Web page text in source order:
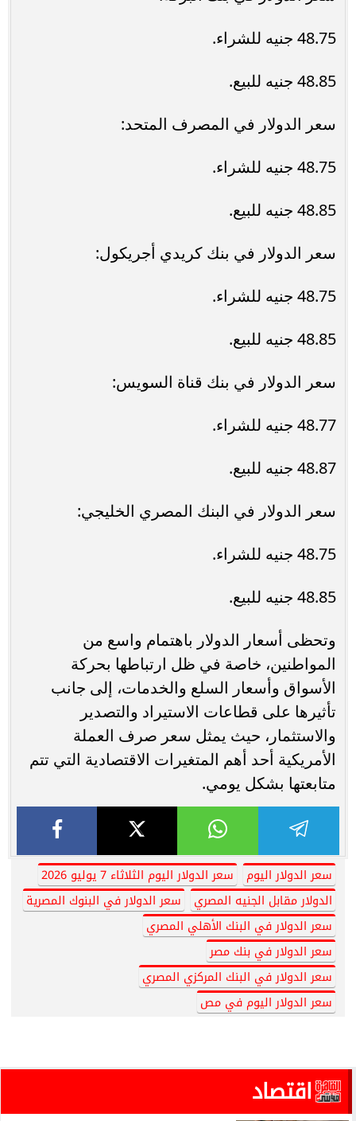
48.75 جنيه للشراء.
48.85 جنيه للبيع.
سعر الدولار في المصرف المتحد:
48.75 جنيه للشراء.
48.85 جنيه للبيع.
سعر الدولار في بنك كريدي أجريكول:
48.75 جنيه للشراء.
48.85 جنيه للبيع.
سعر الدولار في بنك قناة السويس:
48.77 جنيه للشراء.
48.87 جنيه للبيع.
سعر الدولار في البنك المصري الخليجي:
48.75 جنيه للشراء.
48.85 جنيه للبيع.
وتحظى أسعار الدولار باهتمام واسع من
المواطنين، خاصة في ظل ارتباطها بحركة
الأسواق وأسعار السلع والخدمات، إلى جانب
تأثيرها على قطاعات الاستيراد والتصدير
والاستثمار، حيث يمثل سعر صرف العملة
الأمريكية أحد أهم المتغيرات الاقتصادية التي تتم
متابعتها بشكل يومي.
سعر الدولار اليوم
سعر الدولار اليوم الثلاثاء 7 يوليو 2026
الدولار مقابل الجنيه المصري
سعر الدولار في البنوك المصرية
سعر الدولار في البنك الأهلي المصري
سعر الدولار في بنك مصر
سعر الدولار في البنك المركزي المصري
سعر الدولار اليوم في مص
اقتصاد